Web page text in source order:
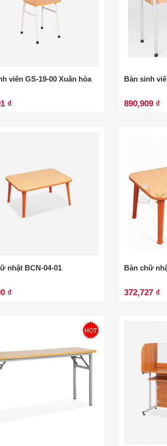
viên GS-19-00 Xuân hòa
₫
Bàn sinh
890,909 ₫
nhật BCN-04-01
₫
Bàn chữ
372,727 ₫
HOT